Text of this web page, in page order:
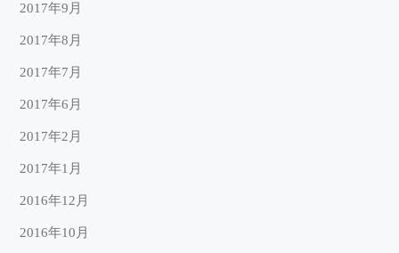
2017年9月
2017年8月
2017年7月
2017年6月
2017年2月
2017年1月
2016年12月
2016年10月